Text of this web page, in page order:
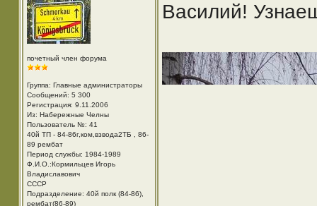
почетный член форума
Группа: Главные администраторы
Сообщений: 5 300
Регистрация: 9.11.2006
Из: Набережные Челны
Пользователь №: 41
40й ТП - 84-86г,ком,взвода2ТБ , 86-
89 рембат
Период службы: 1984-1989
Ф.И.О.:Кормильцев Игорь
Владиславович
СССР
Подразделение: 40й полк (84-86),
рембат(86-89)
Василий!